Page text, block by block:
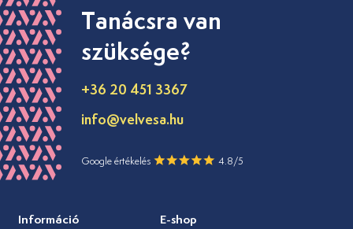
Tanácsra van
szüksége?
+36 20 451 3367
info@velvesa.hu
Google értékelés 4.8/5
Információ E-shop